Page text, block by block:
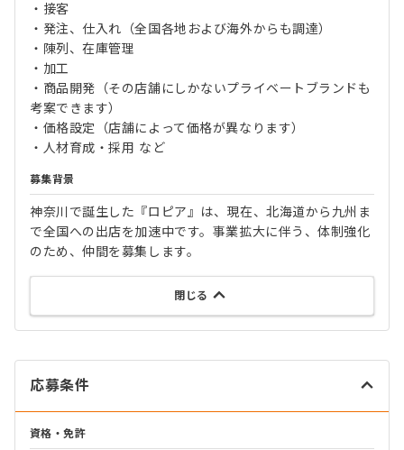
・接客
・発注、仕入れ（全国各地および海外からも調達）
・陳列、在庫管理
・加工
・商品開発（その店舗にしかないプライベートブランドも
考案できます）
・価格設定（店舗によって価格が異なります）
・人材育成・採用 など
募集背景
神奈川で誕生した『ロピア』は、現在、北海道から九州ま
で全国への出店を加速中です。事業拡大に伴う、体制強化
のため、仲間を募集します。
閉じる
応募条件
資格・免許